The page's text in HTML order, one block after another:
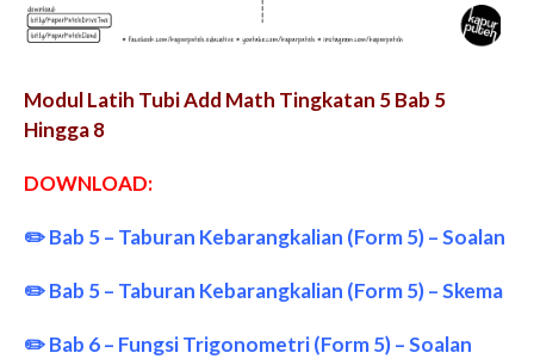
Modul Latih Tubi Add Math Tingkatan 5 Bab 5
Hingga 8
DOWNLOAD:
✏️Bab 5 – Taburan Kebarangkalian (Form 5) – Soalan
✏️Bab 5 – Taburan Kebarangkalian (Form 5) – Skema
✏️Bab 6 – Fungsi Trigonometri (Form 5) – Soalan